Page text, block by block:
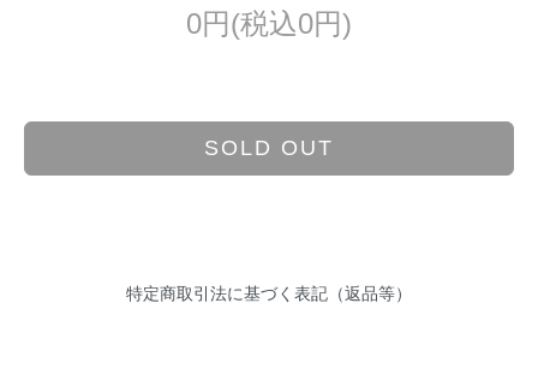
0円(税込0円)
SOLD OUT
特定商取引法に基づく表記（返品等）